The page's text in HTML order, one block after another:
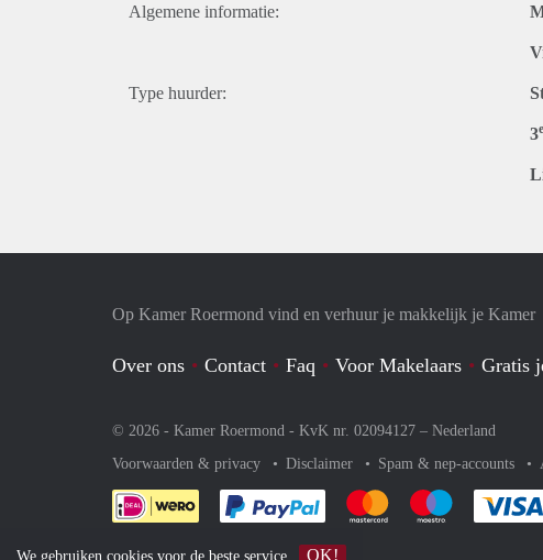
Algemene informatie:
Type huurder:
3e
Op Kamer Roermond vind en verhuur je makkelijk je Kamer
Over ons Contact Faq Voor Makelaars Gratis
© 2026 - Kamer Roermond - KvK nr. 02094127 – Nederland
Voorwaarden & privacy
Disclaimer Spam & nep-accounts
Je rekent gemakkelijk af met Paypal
Je rekent gemakkelijk af
Je rekent
We gebruiken cookies voor de beste service OK!